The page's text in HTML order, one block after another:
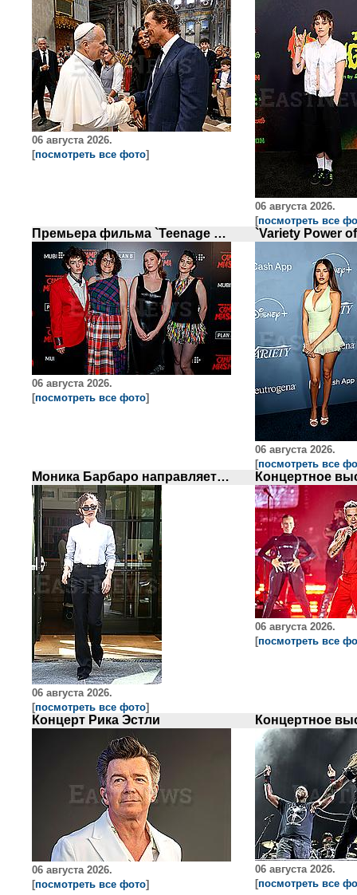
06 августа 2026.
[посмотреть все фото]
06 августа 2026.
[посмотреть все
Премьера фильма `Teenage Sex and Death at Camp Miasma` в Нью-Йорке
06 августа 2026.
[посмотреть все фото]
06 августа 2026.
[посмотреть все
Моника Барбаро направляется на съемки телешоу
06 августа 2026.
[посмотреть все фото]
06 августа 2026.
[посмотреть все
Концерт Рика Эстли
06 августа 2026.
[посмотреть все фото]
06 августа 2026.
[посмотреть все